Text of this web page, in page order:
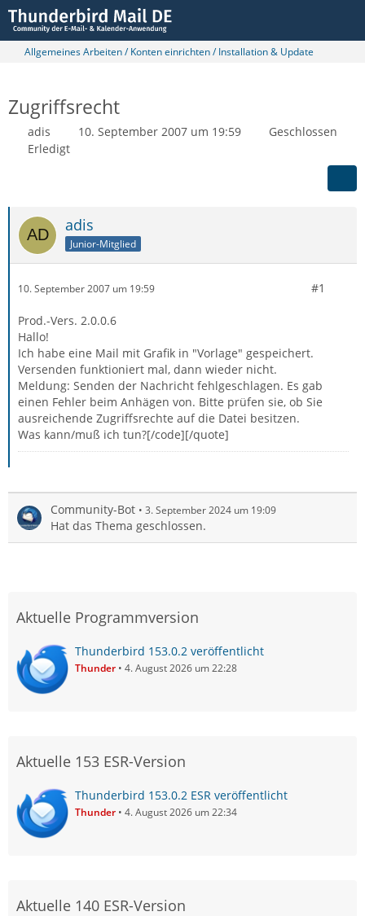
Allgemeines Arbeiten / Konten einrichten / Installation & Update
Zugriffsrecht
adis 10. September 2007 um 19:59
Geschlossen
Erledigt
adis
Junior-Mitglied
10. September 2007 um 19:59 #1
Prod.-Vers. 2.0.0.6
Hallo!
Ich habe eine Mail mit Grafik in "Vorlage" gespeichert.
Versenden funktioniert mal, dann wieder nicht.
Meldung: Senden der Nachricht fehlgeschlagen. Es gab
einen Fehler beim Anhägen von. Bitte prüfen sie, ob Sie
ausreichende Zugriffsrechte auf die Datei besitzen.
Was kann/muß ich tun?[/code][/quote]
Community-Bot 3. September 2024 um 19:09
Hat das Thema geschlossen.
Aktuelle Programmversion
Thunderbird 153.0.2 veröffentlicht
Thunder 4. August 2026 um 22:28
Aktuelle 153 ESR-Version
Thunderbird 153.0.2 ESR veröffentlicht
Thunder 4. August 2026 um 22:34
Aktuelle 140 ESR-Version